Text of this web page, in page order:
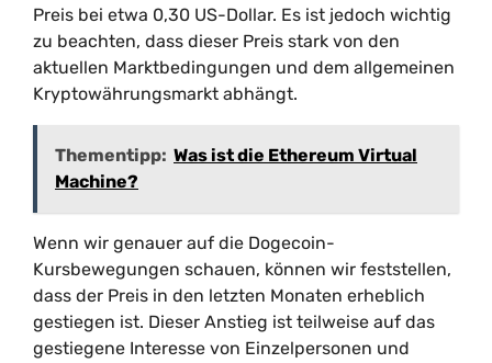
Preis bei etwa 0,30 US-Dollar. Es ist jedoch wichtig
zu beachten, dass dieser Preis stark von den
aktuellen Marktbedingungen und dem allgemeinen
Kryptowährungsmarkt abhängt.
Thementipp: Was ist die Ethereum Virtual
Machine?
Wenn wir genauer auf die Dogecoin-
Kursbewegungen schauen, können wir feststellen,
dass der Preis in den letzten Monaten erheblich
gestiegen ist. Dieser Anstieg ist teilweise auf das
gestiegene Interesse von Einzelpersonen und